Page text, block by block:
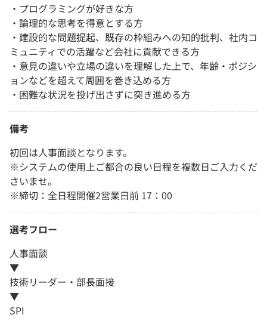
・プログラミングが好きな方
・論理的な思考を得意とする方
・建設的な問題提起、既存の枠組みへの知的批判、社内コ
ミュニティでの活躍など会社に貢献できる方
・意見の違いや立場の違いを理解した上で、年齢・ポジシ
ョンなどを超えて周囲を巻き込める方
・困難な状況を投げ出さずに突き進める方
備考
初回は人事面談となります。
※システムの使用上ご都合の良い日程を複数日ご入力くだ
さいませ。
※締切：全日程開催2営業日前 17：00
選考フロー
人事面談
▼
技術リーダー・部長面接
▼
SPI